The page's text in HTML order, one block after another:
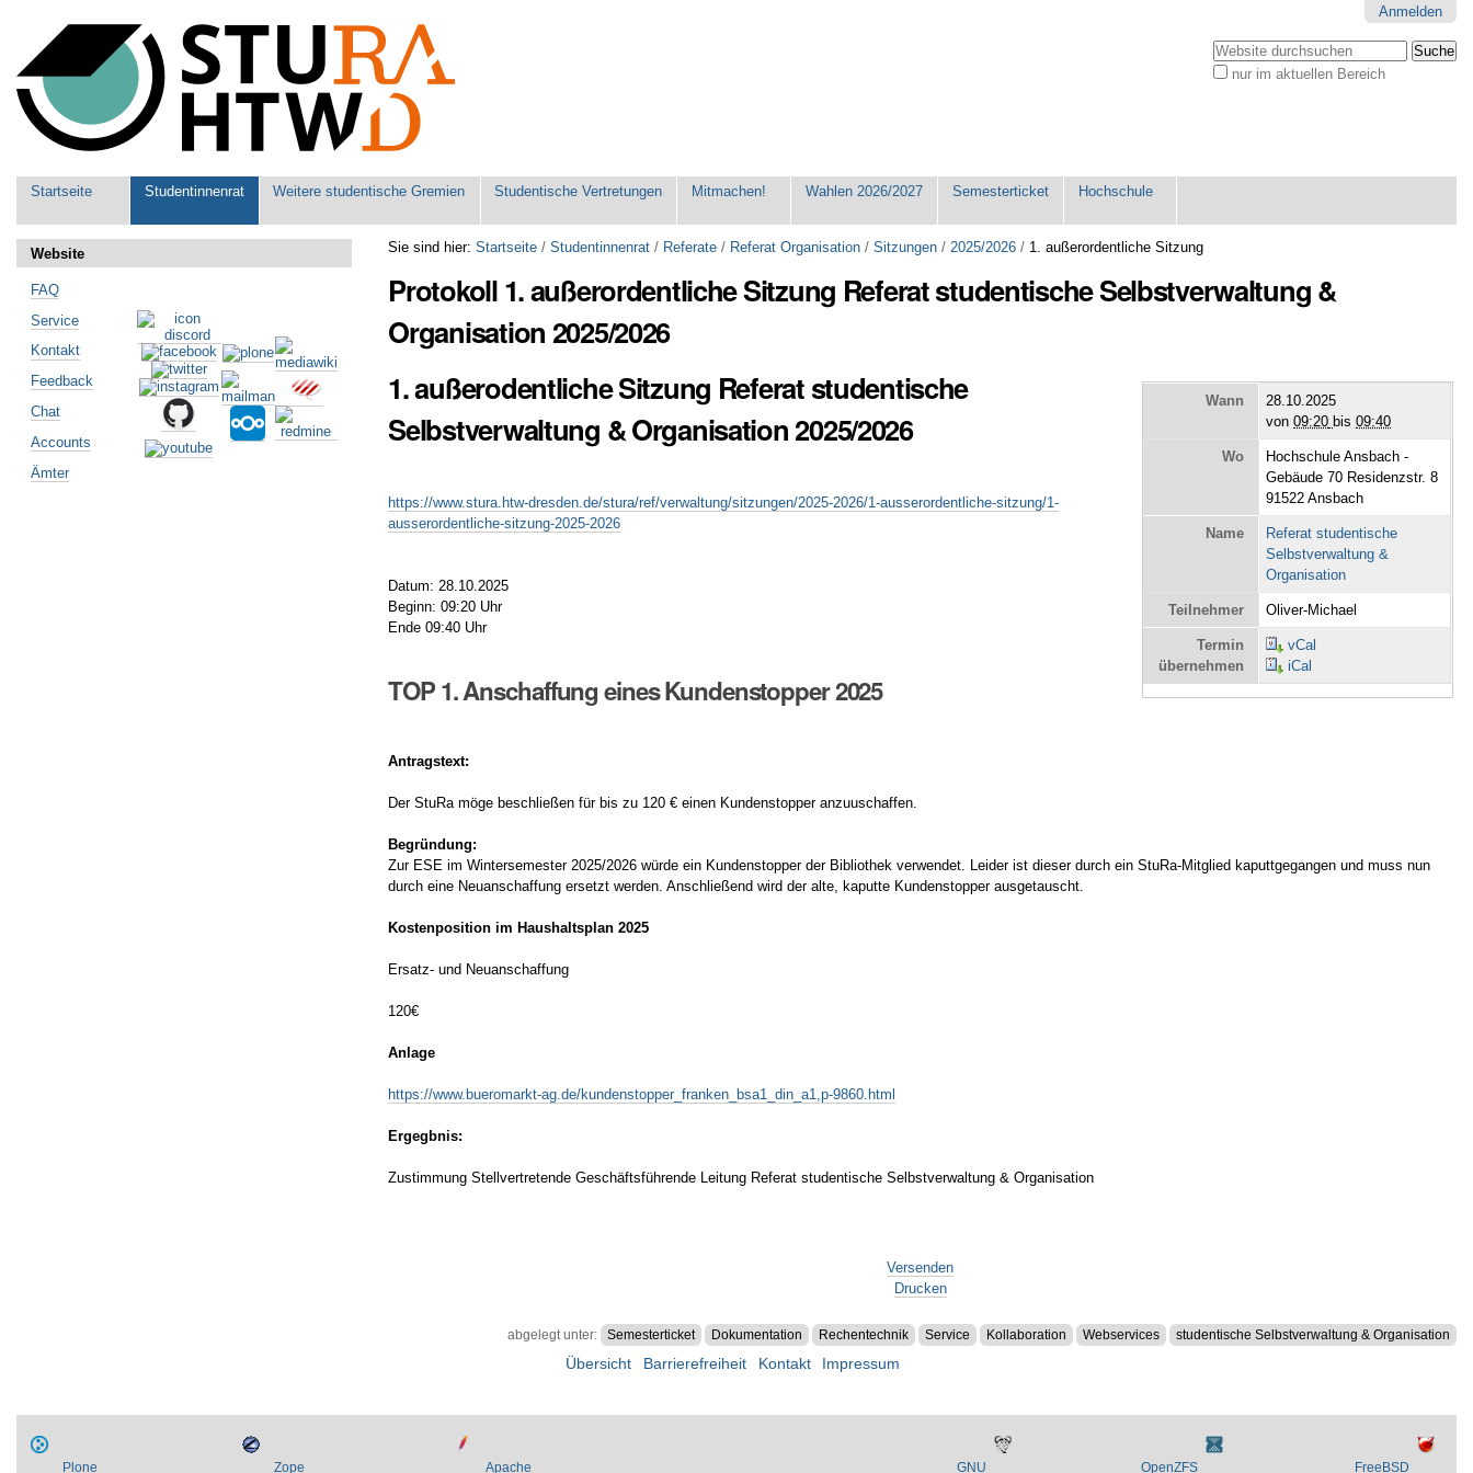
Werkzeuge
Anmelden
Website durchsuchen
nur im aktuellen Bereich
Sektionen
Startseite Studentinnenrat Weitere studentische Gremien Studentische Vertretungen Mitmachen! Wahlen 2026/2027 Semesterticket Hochschule
Sie sind hier: Startseite /Studentinnenrat / Referate / Referat Organisation /Sitzungen /2025/2026 / 1. außerordentliche Sitzung
Protokoll 1. außerordentliche Sitzung Referat studentische Selbstverwaltung &
Organisation 2025/2026
Wann
28.10.2025
von09:20 bis09:40
Wo
Hochschule Ansbach -
Gebäude 70 Residenzstr. 8
91522 Ansbach
Name
Referat studentische
Selbstverwaltung &
Organisation
Teilnehmer Oliver-Michael
Termin
übernehmen
vCal
iCal
1. außerodentliche Sitzung Referat studentische
Selbstverwaltung & Organisation 2025/2026
https://www.stura.htw-dresden.de/stura/ref/verwaltung/sitzungen/2025-2026/1-ausserordentliche-sitzung/1-
ausserordentliche-sitzung-2025-2026
Datum: 28.10.2025
Beginn: 09:20 Uhr
Ende 09:40 Uhr
TOP 1. Anschaffung eines Kundenstopper 2025
Antragstext:
Der StuRa möge beschließen für bis zu 120 € einen Kundenstopper anzuuschaffen.
Begründung:
Zur ESE im Wintersemester 2025/2026 würde ein Kundenstopper der Bibliothek verwendet. Leider ist dieser durch ein StuRa-Mitglied kaputtgegangen und muss nun
durch eine Neuanschaffung ersetzt werden. Anschließend wird der alte, kaputte Kundenstopper ausgetauscht.
Kostenposition im Haushaltsplan 2025
Ersatz- und Neuanschaffung
120€
Anlage
https://www.bueromarkt-ag.de/kundenstopper_franken_bsa1_din_a1,p-9860.html
Ergegbnis:
Zustimmung Stellvertretende Geschäftsführende Leitung Referat studentische Selbstverwaltung & Organisation
Versenden
Drucken
abgelegt unter: Semesterticket Dokumentation Rechentechnik Service Kollaboration Webservices studentische Selbstverwaltung & Organisation
Website
FAQ
Service
Kontakt
Feedback
Chat
Accounts
Ämter
Übersicht Barrierefreiheit Kontakt Impressum
Plone Zope Apache GNU OpenZFS FreeBSD